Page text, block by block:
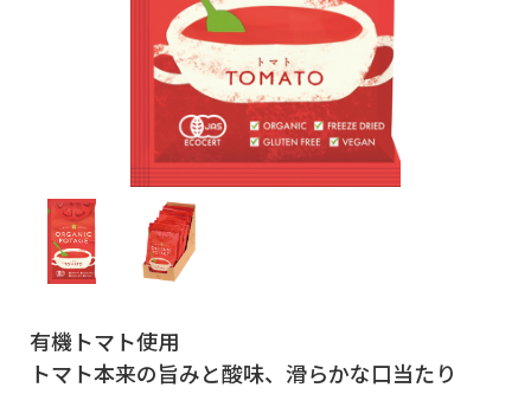
有機トマト使用
トマト本来の旨みと酸味、滑らかな口当たり